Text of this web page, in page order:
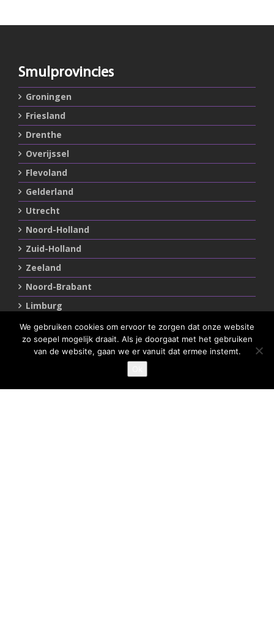
Smulprovincies
Groningen
Friesland
Drenthe
Overijssel
Flevoland
Gelderland
Utrecht
Noord-Holland
Zuid-Holland
Zeeland
Noord-Brabant
Limburg
Statements
We gebruiken cookies om ervoor te zorgen dat onze website
zo soepel mogelijk draait. Als je doorgaat met het gebruiken
van de website, gaan we er vanuit dat ermee instemt.